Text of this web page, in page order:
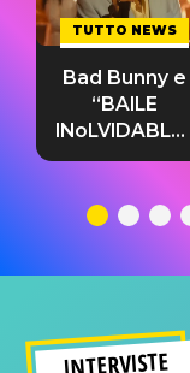
TUTTO NEWS
Bad Bunny e
“BAILE
INoLVIDABLE”:
testo,
significato
INTERVISTE